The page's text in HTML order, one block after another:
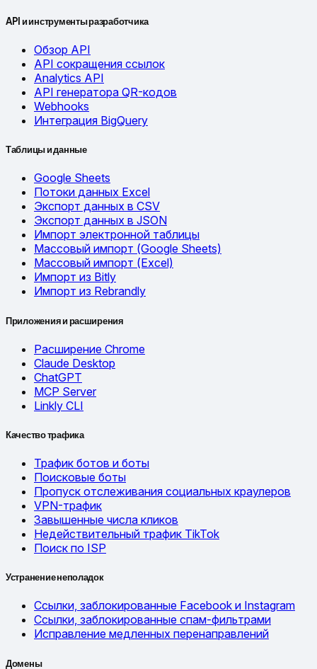
API и инструменты разработчика
Обзор API
API сокращения ссылок
Analytics API
API генератора QR-кодов
Webhooks
Интеграция BigQuery
Таблицы и данные
Google Sheets
Потоки данных Excel
Экспорт данных в CSV
Экспорт данных в JSON
Импорт электронной таблицы
Массовый импорт (Google Sheets)
Массовый импорт (Excel)
Импорт из Bitly
Импорт из Rebrandly
Приложения и расширения
Расширение Chrome
Claude Desktop
ChatGPT
MCP Server
Linkly CLI
Качество трафика
Трафик ботов и боты
Поисковые боты
Пропуск отслеживания социальных краулеров
VPN-трафик
Завышенные числа кликов
Недействительный трафик TikTok
Поиск по ISP
Устранение неполадок
Ссылки, заблокированные Facebook и Instagram
Ссылки, заблокированные спам-фильтрами
Исправление медленных перенаправлений
Домены